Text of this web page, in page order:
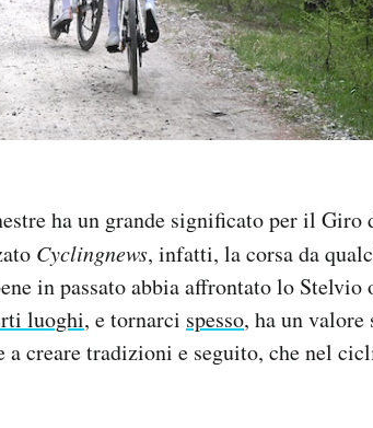
ha un grande significato per il Giro
Cyclingnews, infatti, la corsa da
in passato abbia affrontato lo Stelvio
luoghi, e tornarci spesso, ha un
creare tradizioni e seguito, che nel